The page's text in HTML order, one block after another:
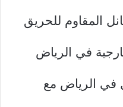
المقاوم للحريق
في الرياض
في الرياض مع